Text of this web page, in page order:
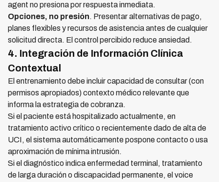
agent no presiona por respuesta inmediata.
Opciones, no presión. Presentar alternativas de pago,
planes flexibles y recursos de asistencia antes de cualquier
solicitud directa. El control percibido reduce ansiedad.
4. Integración de Información Clínica
Contextual
El entrenamiento debe incluir capacidad de consultar (con
permisos apropiados) contexto médico relevante que
informa la estrategia de cobranza.
Si el paciente está hospitalizado actualmente, en
tratamiento activo crítico o recientemente dado de alta de
UCI, el sistema automáticamente pospone contacto o usa
aproximación de mínima intrusión.
Si el diagnóstico indica enfermedad terminal, tratamiento
de larga duración o discapacidad permanente, el voice